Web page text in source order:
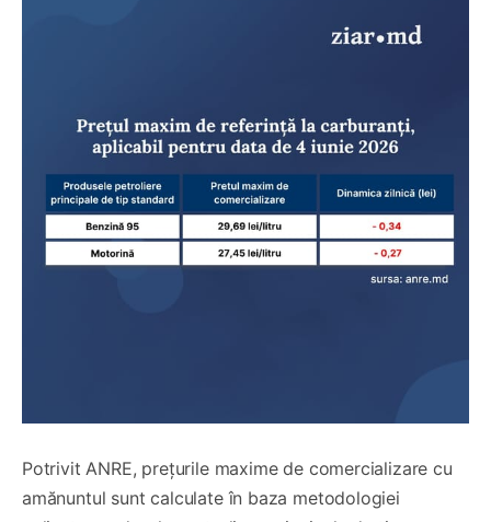
Potrivit ANRE, prețurile maxime de comercializare cu
amănuntul sunt calculate în baza metodologiei